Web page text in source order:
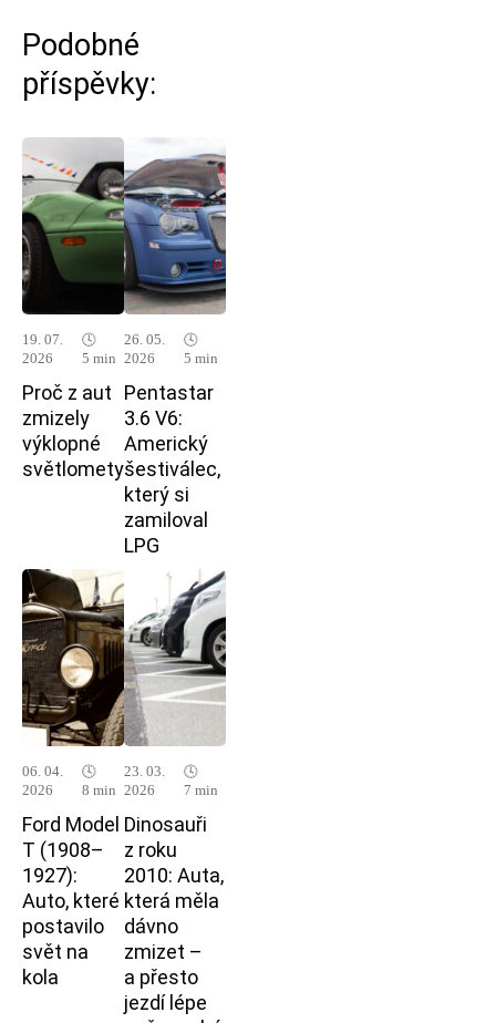
Podobné
příspěvky:
19. 07.
2026
🕓
5 min
Proč z aut
zmizely
výklopné
světlomety
26. 05.
2026
🕓
5 min
Pentastar
3.6 V6:
Americký
šestiválec,
který si
zamiloval
LPG
06. 04.
2026
🕓
8 min
Ford Model
T (1908–
1927):
Auto, které
postavilo
svět na
kola
23. 03.
2026
🕓
7 min
Dinosauři
z roku
2010: Auta,
která měla
dávno
zmizet –
a přesto
jezdí lépe